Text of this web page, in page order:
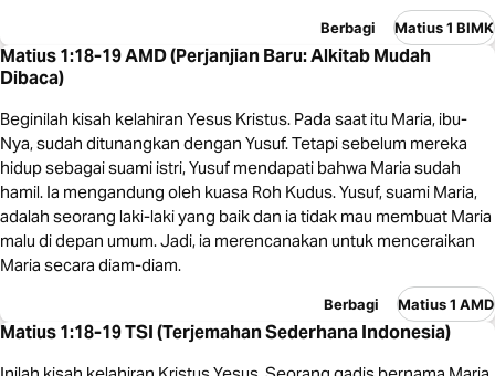
Berbagi Matius 1 BIMK
Matius 1:18-19 AMD (Perjanjian Baru: Alkitab Mudah
Dibaca)
Beginilah kisah kelahiran Yesus Kristus. Pada saat itu Maria, ibu-
Nya, sudah ditunangkan dengan Yusuf. Tetapi sebelum mereka
hidup sebagai suami istri, Yusuf mendapati bahwa Maria sudah
hamil. Ia mengandung oleh kuasa Roh Kudus. Yusuf, suami Maria,
adalah seorang laki-laki yang baik dan ia tidak mau membuat Maria
malu di depan umum. Jadi, ia merencanakan untuk menceraikan
Maria secara diam-diam.
Berbagi Matius 1 AMD
Matius 1:18-19 TSI (Terjemahan Sederhana Indonesia)